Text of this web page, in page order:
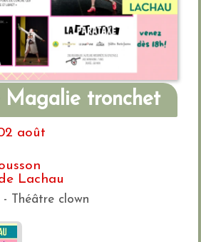
Magalie tronchet
août
Lachau
Théâtre clown